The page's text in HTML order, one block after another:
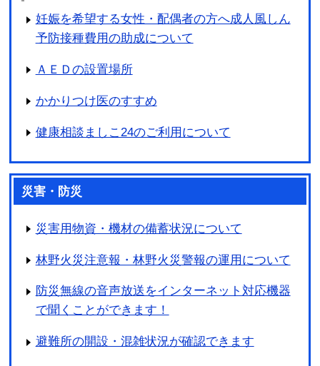
妊娠を希望する女性・配偶者の方へ成人風しん
予防接種費用の助成について
ＡＥＤの設置場所
かかりつけ医のすすめ
健康相談ましこ24のご利用について
災害・防災
災害用物資・機材の備蓄状況について
林野火災注意報・林野火災警報の運用について
防災無線の音声放送をインターネット対応機器
で聞くことができます！
避難所の開設・混雑状況が確認できます